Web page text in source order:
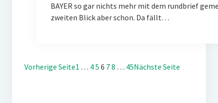
BAYER so gar nichts mehr mit dem rundbrief
zweiten Blick aber schon. Da fällt…
Vorherige Seite1 … 45 6 78 … 45Nächste Seite